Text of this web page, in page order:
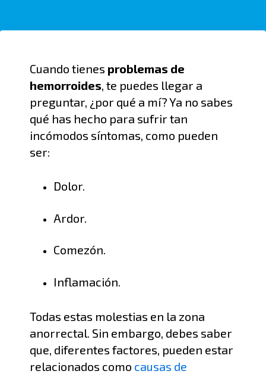
Cuando tienes problemas de
hemorroides, te puedes llegar a
preguntar, ¿por qué a mí? Ya no sabes
qué has hecho para sufrir tan
incómodos síntomas, como pueden
ser:
Dolor.
Ardor.
Comezón.
Inflamación.
Todas estas molestias en la zona
anorrectal. Sin embargo, debes saber
que, diferentes factores, pueden estar
relacionados como causas de